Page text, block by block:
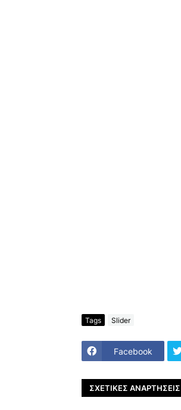
Tags Slider
Facebook
ΣΧΕΤΙΚΈΣ ΑΝΑΡΤΉΣΕΙΣ